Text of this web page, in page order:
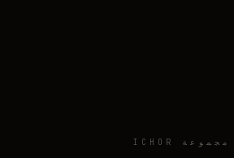
مجموعة ICHOR